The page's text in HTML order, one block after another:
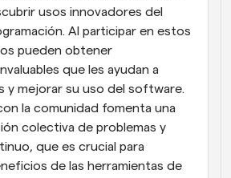
usos innovadores del
Al participar en estos
pueden obtener
que les ayudan a
y mejorar su uso del software.
la comunidad fomenta una
colectiva de problemas y
que es crucial para
de las herramientas de